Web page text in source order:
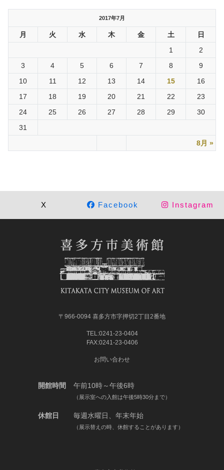
2017年7月
月 火 水 木 金 土 日
8月 »
1
2
3
4 5 6 7 8
9
10
11 12 13 14 15
16
17
18 19 20 21 22
23
24
25 26 27 28 29
30
31
X Facebook Instagram
〒966-0094 喜多方市字押切2丁目2番地
TEL:0241-23-0404
FAX:0241-23-0406
お問い合わせ
開館時間 午前10時～午後6時
（展示室への入館は午後5時30分まで）
休館日 毎週水曜日、年末年始
（展示替えの時、休館することがあります）